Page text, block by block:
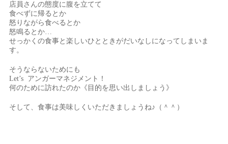
店員さんの態度に腹を立てて
食べずに帰るとか
怒りながら食べるとか
怒鳴るとか…
せっかくの食事と楽しいひとときがだいなしになってしまいま
す。
そうならないためにも
Let’s アンガーマネジメント！
何のために訪れたのか《目的を思い出しましょう》
そして、食事は美味しくいただきましょうね♪（＾＾）